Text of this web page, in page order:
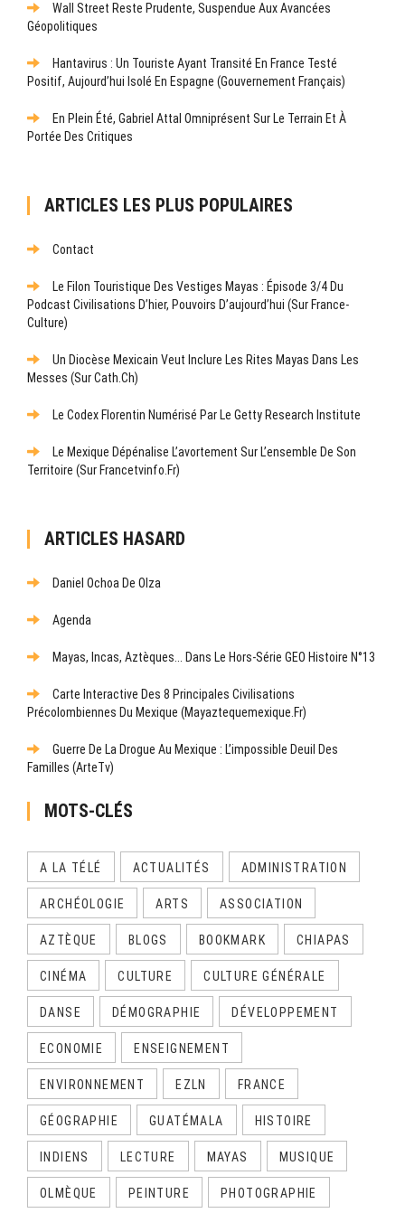
Wall Street Reste Prudente, Suspendue Aux Avancées
Géopolitiques
Hantavirus : Un Touriste Ayant Transité En France Testé
Positif, Aujourd’hui Isolé En Espagne (gouvernement Français)
En Plein Été, Gabriel Attal Omniprésent Sur Le Terrain Et À
Portée Des Critiques
ARTICLES LES PLUS POPULAIRES
Contact
Le Filon Touristique Des Vestiges Mayas : Épisode 3/4 Du
Podcast Civilisations D’hier, Pouvoirs D’aujourd’hui (sur France-
Culture)
Un Diocèse Mexicain Veut Inclure Les Rites Mayas Dans Les
Messes (sur Cath.ch)
Le Codex Florentin Numérisé Par Le Getty Research Institute
Le Mexique Dépénalise L’avortement Sur L’ensemble De Son
Territoire (sur Francetvinfo.fr)
ARTICLES HASARD
Daniel Ochoa De Olza
Agenda
Mayas, Incas, Aztèques... Dans Le Hors-Série GEO Histoire N°13
Carte Interactive Des 8 Principales Civilisations
Précolombiennes Du Mexique (mayaztequemexique.fr)
Guerre De La Drogue Au Mexique : L’impossible Deuil Des
Familles (ArteTv)
MOTS-CLÉS
A LA TÉLÉ ACTUALITÉS ADMINISTRATION
ARCHÉOLOGIE ARTS ASSOCIATION
AZTÈQUE BLOGS BOOKMARK CHIAPAS
CINÉMA CULTURE CULTURE GÉNÉRALE
DANSE DÉMOGRAPHIE DÉVELOPPEMENT
ECONOMIE ENSEIGNEMENT
ENVIRONNEMENT EZLN FRANCE
GÉOGRAPHIE GUATÉMALA HISTOIRE
INDIENS LECTURE MAYAS MUSIQUE
OLMÈQUE PEINTURE PHOTOGRAPHIE